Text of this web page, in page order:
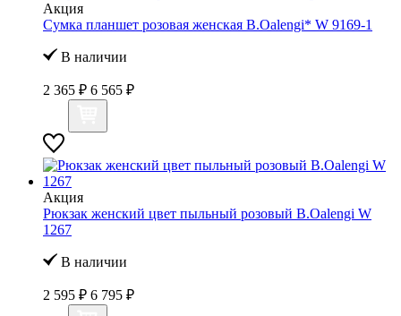
Акция
Сумка планшет розовая женская B.Oalengi* W 9169-1
В наличии
2 365 ₽ 6 565 ₽
Акция
Рюкзак женский цвет пыльный розовый B.Oalengi W
1267
В наличии
2 595 ₽ 6 795 ₽